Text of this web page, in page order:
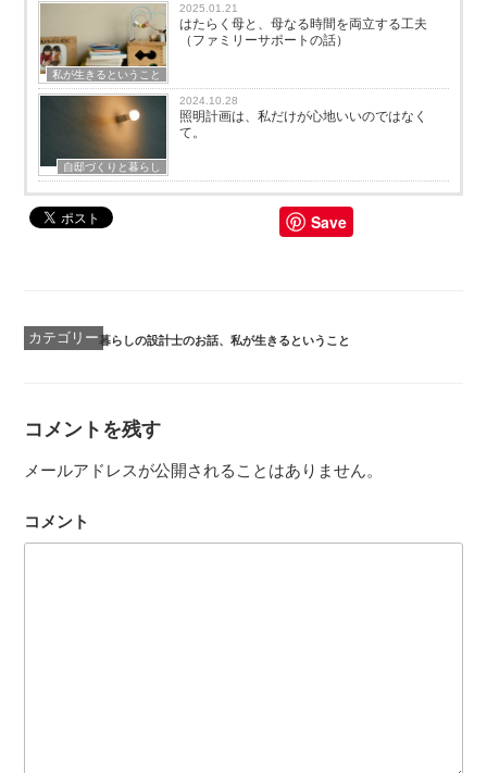
私が生きるということ
2025.01.21
はたらく母と、母なる時間を両立する工夫
（ファミリーサポートの話）
自邸づくりと暮らし
2024.10.28
照明計画は、私だけが心地いいのではなく
て。
Save
カ
暮らしの設計士のお話、 私が生きるということ
コメントを残す
メールアドレスが公開されることはありません。
コメント